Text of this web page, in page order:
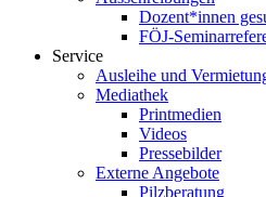
Dozent*innen
FÖJ-
Service
Ausleihe und
Mediathek
Printmedien
Videos
Pressebilder
Externe Angebote
Pilzberatung